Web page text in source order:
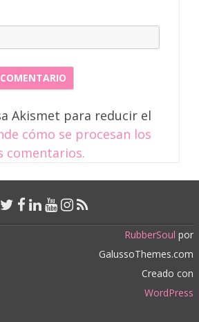
Akismet para reducir el
cómo se procesan los
comentarios.
RubberSoul por
GalussoThemes.com
Creado con
WordPress